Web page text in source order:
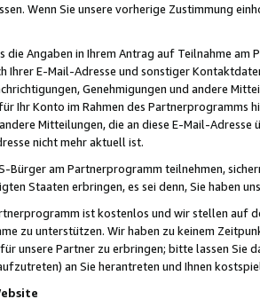
Wenn Sie unsere vorherige Zustimmung
die Angaben in Ihrem Antrag auf Teilnahme
Ihrer E-Mail-Adresse und sonstiger
Genehmigungen und andere
Ihr Konto im Rahmen des Partnerprogramms
Mitteilungen, die an diese E-Mail-
nicht mehr aktuell ist.
Bürger am Partnerprogramm teilnehmen,
Staaten erbringen, es sei denn, Sie haben
ist kostenlos und wir stellen auf
zu unterstützen. Wir haben zu keinem
unsere Partner zu erbringen; bitte lassen Sie
an Sie herantreten und Ihnen